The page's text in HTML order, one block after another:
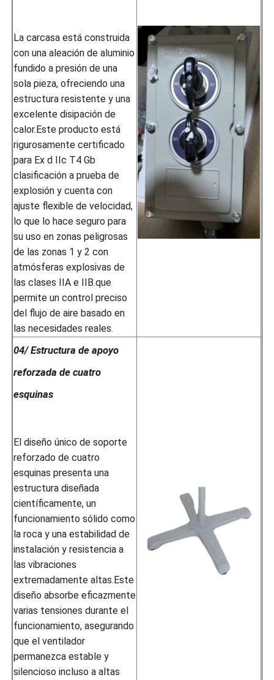
La carcasa está construida
con una aleación de aluminio
fundido a presión de una
sola pieza, ofreciendo una
estructura resistente y una
excelente disipación de
calor.Este producto está
rigurosamente certificado
para Ex d IIc T4 Gb
clasificación a prueba de
explosión y cuenta con
ajuste flexible de velocidad,
lo que lo hace seguro para
su uso en zonas peligrosas
de las zonas 1 y 2 con
atmósferas explosivas de
las clases IIA e IIB.que
permite un control preciso
del flujo de aire basado en
las necesidades reales.
04/ Estructura de apoyo
reforzada de cuatro
esquinas
El diseño único de soporte
reforzado de cuatro
esquinas presenta una
estructura diseñada
científicamente, un
funcionamiento sólido como
la roca y una estabilidad de
instalación y resistencia a
las vibraciones
extremadamente altas.Este
diseño absorbe eficazmente
varias tensiones durante el
funcionamiento, asegurando
que el ventilador
permanezca estable y
silencioso incluso a altas